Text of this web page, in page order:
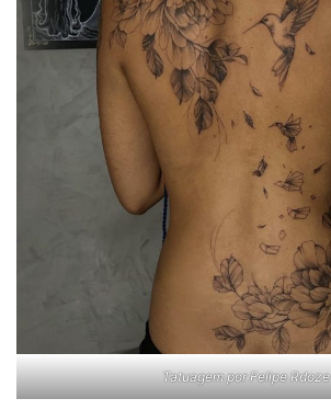
Tatuagem por Felipe Rdoze